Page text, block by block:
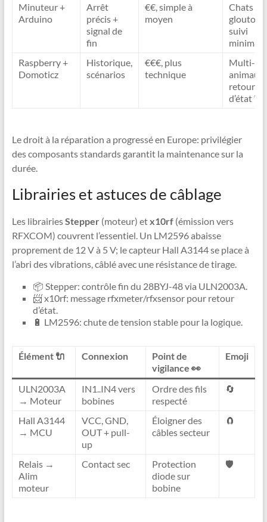
Minuteur +
Arduino
Arrêt
précis +
signal de
fin
€€, simple à
moyen
Chats
gloutons,
suivi
minimal
Raspberry +
Domoticz
Historique,
scénarios
€€€, plus
technique
Multi-
animaux,
retours
d’état 🐾
Le droit à la réparation a progressé en Europe: privilégier
des composants standards garantit la maintenance sur la
durée.
Librairies et astuces de câblage
Les librairiesStepper(moteur) etx10rf(émission vers
RFXCOM) couvrent l’essentiel. Un LM2596 abaisse
proprement de 12 V à 5 V; le capteur Hall A3144 se place à
l’abri des vibrations, câblé avec une résistance de tirage.
📦 Stepper: contrôle fin du 28BYJ-48 via ULN2003A.
📨 x10rf: message rfxmeter/rfxsensor pour retour
d’état.
🔋 LM2596: chute de tension stable pour la logique.
Élément 🔌 Connexion
Point de
vigilance 👀
Emoji
ULN2003A
→ Moteur
IN1..IN4 vers
bobines
Ordre des fils
respecté
🔄
Hall A3144
→ MCU
VCC, GND,
OUT + pull-
up
Éloigner des
câbles secteur
🧲
Relais →
Alim
moteur
Contact sec
Protection
diode sur
bobine
🛡️